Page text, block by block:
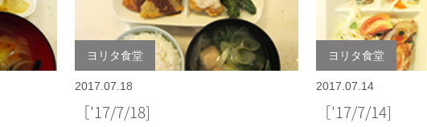
ヨリタ食堂
2017.07.18
［'17/7/18]
ヨリタ食堂
2017.07.14
［'17/7/14]